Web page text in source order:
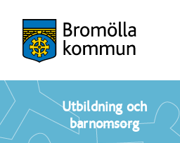
Utbildning och
barnomsorg